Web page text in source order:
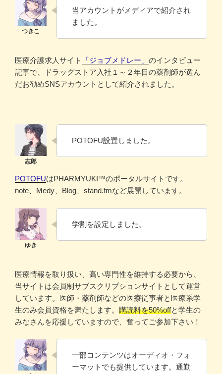
当アカウントがメディアで紹介され
ました。
医療介護求人サイト 「ジョブメドレー」 のインタビュー
記事で、ドラッグストア入社１～２年目の薬剤師が選ん
だお勧めSNSアカウントとして紹介されました。
POTOFU設置しました。
POTOFUはPHARMYUKI™のポータルサイトです。
note、Medy、Blog、stand.fmなど展開しています。
学割を設定しました。
医療情報を取り扱い、高い専門性を維持する必要から、
当サイトは会員制サブスクリプションサイトとして運営
しています。医師・薬剤師などの医療従事者と医療系学
生のみ会員資格を満たします。 購読料を50%offと学生の
みなさんを応援していますので、奮ってご参加下さい！
一部コンテンツはオーディオ・フォ
ーマットでも提供しています。通勤